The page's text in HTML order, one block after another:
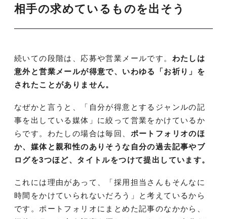
相手の求めているものを出そう
続いての段階は、応募や営業メールです。 わたしは
意外と営業メールが得意で、いわゆる「お祈り」を
されたことがありません。
なぜかと言うと、「自分が得意とするジャンルの記
事を出している媒体」に絞って営業をかけているか
らです。わたしの場合は毎回、 ポートフォリオのほ
か、媒体と親和性のありそうな自分の過去記事やブ
ログを3つほど、タイトルをつけて提出しています。
これには理由があって、「採用担当さんもそんなに
時間をかけていられないだろう」と考えているから
です。ポートフォリオにまとめた記事のなかから、